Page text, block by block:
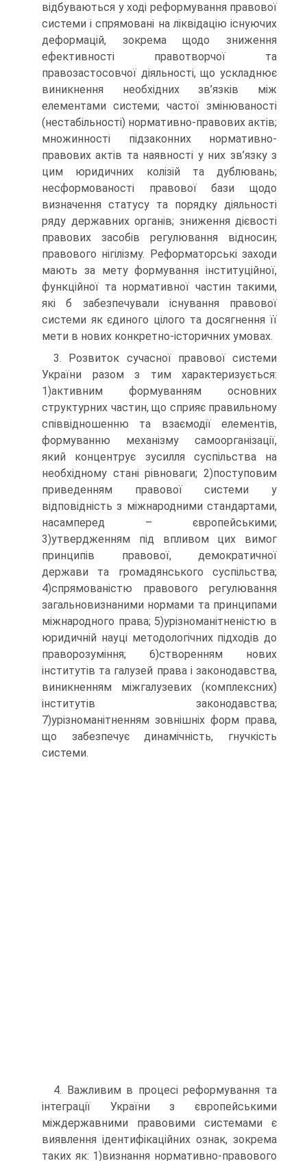
відбуваються у ході реформування правової
системи і спрямовані на ліквідацію існуючих
деформацій, зокрема щодо зниження
ефективності правотворчої та
правозастосовчої діяльності, що ускладнює
виникнення необхідних зв’язків між
елементами системи; частої змінюваності
(нестабільності) нормативно-правових актів;
множинності підзаконних нормативно-
правових актів та наявності у них зв’язку з
цим юридичних колізій та дублювань;
несформованості правової бази щодо
визначення статусу та порядку діяльності
ряду державних органів; зниження дієвості
правових засобів регулювання відносин;
правового нігілізму. Реформаторські заходи
мають за мету формування інституційної,
функційної та нормативної частин такими,
які б забезпечували існування правової
системи як єдиного цілого та досягнення її
мети в нових конкретно-історичних умовах.
3. Розвиток сучасної правової системи
України разом з тим характеризується:
1)активним формуванням основних
структурних частин, що сприяє правильному
співвідношенню та взаємодії елементів,
формуванню механізму самоорганізації,
який концентрує зусилля суспільства на
необхідному стані рівноваги; 2)поступовим
приведенням правової системи у
відповідність з міжнародними стандартами,
насамперед – європейськими;
3)утвердженням під впливом цих вимог
принципів правової, демократичної
держави та громадянського суспільства;
4)спрямованістю правового регулювання
загальновизнаними нормами та принципами
міжнародного права; 5)урізноманітненістю в
юридичній науці методологічних підходів до
праворозуміння; 6)створенням нових
інститутів та галузей права і законодавства,
виникненням міжгалузевих (комплексних)
інститутів законодавства;
7)урізноманітненням зовнішніх форм права,
що забезпечує динамічність, гнучкість
системи.
4. Важливим в процесі реформування та
інтеграції України з європейськими
міждержавними правовими системами є
виявлення ідентифікаційних ознак, зокрема
таких як: 1)визнання нормативно-правового